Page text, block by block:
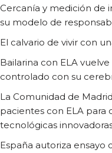
Cercanía y medición de
su modelo de
El calvario de vivir con
Bailarina con ELA
controlado con su
La Comunidad de
pacientes con ELA para
tecnológicas
España autoriza ensayo